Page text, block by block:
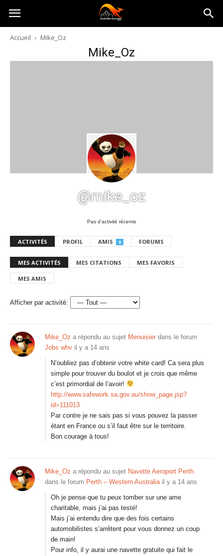
Australia-
australie.com
Accueil Mike_Oz
Mike_Oz
@mike_oz
Pas d’activité récente
ACTIVITÉS PROFIL AMIS 0 FORUMS
MES ACTIVITÉS MES CITATIONS MES FAVORIS
MES AMIS
Afficher par activité:
Mike_Oz a répondu au sujet Menuisier dans le forum
Jobs whv il y a 14 ans
N’oubliez pas d’obtenir votre white card! Ca sera plus
simple pour trouver du boulot et je crois que même
c’est primordial de l’avoir!
http://www.safework.sa.gov.au/show_page.jsp?
id=111013
Par contre je ne sais pas si vous pouvez la passer
étant en France ou s’il faut être sur le territoire.
Bon courage à tous!
Mike_Oz a répondu au sujet Navette Aeroport Perth
dans le forum Perth – Western Australia il y a 14 ans
Oh je pense que tu peux tomber sur une ame
charitable, mais j’ai pas testé!
Mais j’ai entendu dire que des fois certains
automobilistes s’arrêtent pour vous donnez un coup
de main!
Pour info, il y aurai une navette gratuite qui fait le